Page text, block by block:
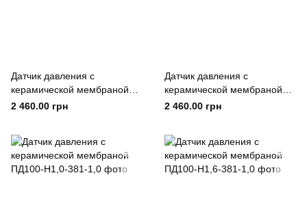
Датчик давления с
керамической мембраной
ПД100-Н0,4-381-1,0
2 460.00 грн
Датчик давления с
керамической мембраной
ПД100-Н0,6-381-1,0
2 460.00 грн